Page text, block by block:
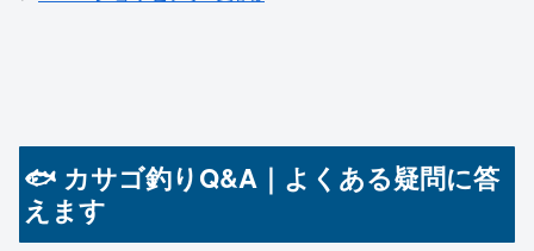
🐟 カサゴ釣りQ&A｜よくある疑問に答
えます